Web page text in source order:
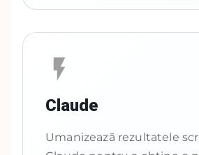
Claude
Umanizează rezultatele